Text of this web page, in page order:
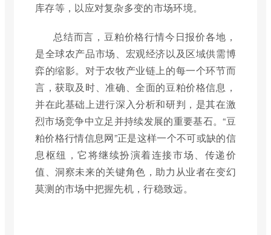
库存等，以应对复杂多变的市场环境。
总结而言，豆粕价格行情今日报价各地，
是全球农产品市场、宏观经济以及区域供需博
弈的缩影。对于农牧产业链上的每一个环节而
言，获取及时、准确、全面的豆粕价格信息，
并在此基础上进行深入分析和研判，是其在激
烈市场竞争中立足并持续发展的重要基石。“豆
粕价格行情信息网”正是这样一个不可或缺的信
息枢纽，它将继续扮演着连接市场、传递价
值、洞察未来的关键角色，助力从业者在变幻
莫测的市场中把握先机，行稳致远。